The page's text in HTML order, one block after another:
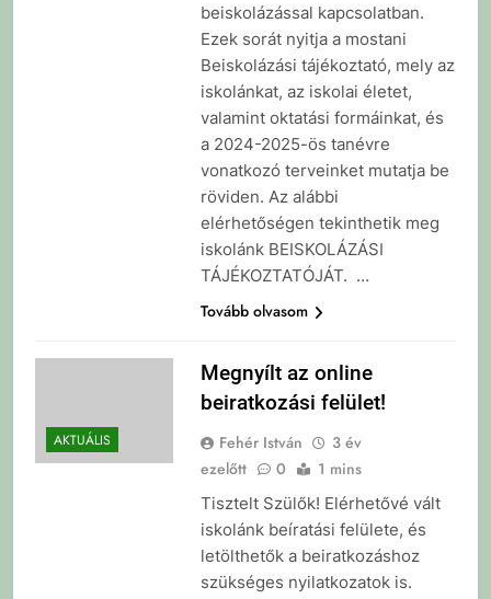
beiskolázással kapcsolatban.
Ezek sorát nyitja a mostani
Beiskolázási tájékoztató, mely az
iskolánkat, az iskolai életet,
valamint oktatási formáinkat, és
a 2024-2025-ös tanévre
vonatkozó terveinket mutatja be
röviden. Az alábbi
elérhetőségen tekinthetik meg
iskolánk BEISKOLÁZÁSI
TÁJÉKOZTATÓJÁT. …
Tovább olvasom
AKTUÁLIS
Megnyílt az online
beiratkozási felület!
Fehér István
3 év
ezelőtt
0 1 mins
Tisztelt Szülők! Elérhetővé vált
iskolánk beíratási felülete, és
letölthetők a beiratkozáshoz
szükséges nyilatkozatok is.